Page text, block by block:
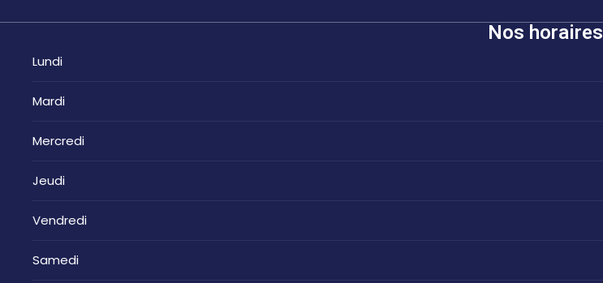
Nos horaires
Lundi
Mardi
Mercredi
Jeudi
Vendredi
Samedi